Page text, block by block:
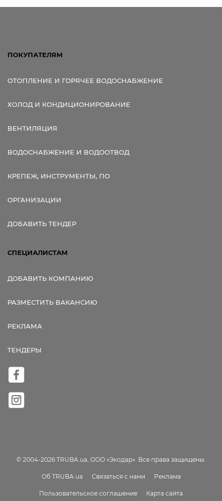
ПОКУПАТЕЛЯМ
ОТОПЛЕНИЕ И ГОРЯЧЕЕ ВОДОСНАБЖЕНИЕ
ХОЛОД И КОНДИЦИОНИРОВАНИЕ
ВЕНТИЛЯЦИЯ
ВОДОСНАБЖЕНИЕ И ВОДООТВОД
КРЕПЕЖ, ИНСТРУМЕНТЫ, ПО
ОРГАНИЗАЦИИ
ДОБАВИТЬ ТЕНДЕР
СПЕЦИАЛИСТАМ
ДОБАВИТЬ КОМПАНИЮ
РАЗМЕСТИТЬ ВАКАНСИЮ
РЕКЛАМА
ТЕНДЕРЫ
© 2004-2026 TRUBA.ua, ООО «Экодар». Все права защищены.
Об TRUBA.ua Связаться с нами Реклама
Пользовательское соглашение Карта сайта